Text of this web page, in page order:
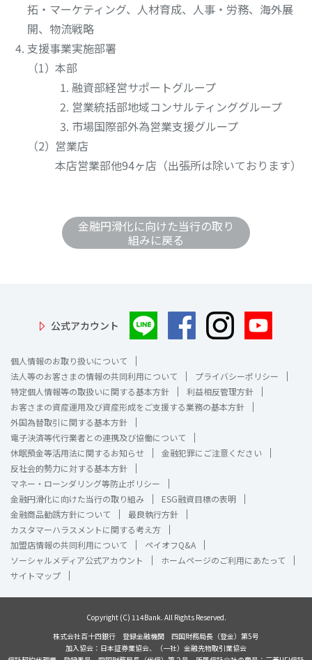
拓・マーケティング、人材育成、人事・労務、海外展
開、物流戦略
支援事業実施部署
本部
融資部経営サポートグループ
営業統括部地域コンサルティンググループ
市場国際部外為営業支援グループ
営業店
本店営業部他94ヶ店（出張所は除いております）
金融円滑化に向けた当行の取り
組みに戻る
公式アカウント
個人情報のお取り扱いについて
法人等のお客さまの情報の共同利用について
プライバシーポリシー
特定個人情報等の取扱いに関する基本方針
利益相反管理方針
お客さまの資産運用及び資産形成をご支援する業務の基本方針
外国為替取引に関する基本方針
電子決済等代行業者との連携及び協働について
休眠預金等活用法に関するお知らせ
金融犯罪にご注意ください
反社会的勢力に対する基本方針
マネー・ローンダリング等防止ポリシー
金融円滑化に向けた当行の取り組み
ESG融資目標の表明
金融商品勧誘方針について
最良執行方針
カスタマーハラスメントに関する考え方
加盟店情報の共同利用について
ペイオフQ&A
ソーシャルメディア公式アカウント
ホームページのご利用にあたって
サイトマップ
Copyright (C) 114Bank. All Rights Reserved.
株式会社百十四銀行 登録金融機関 四国財務局長（登金）第5号
加入協会：日本証券業協会、（一社）金融先物取引業協会